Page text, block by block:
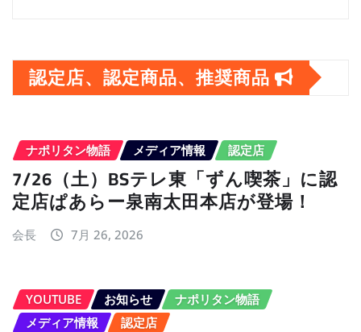
カ
イ
認定店、認定商品、推奨商品
ナポリタン物語 メディア情報 認定店
7/26（土）BSテレ東「ずん喫茶」に認
定店ぱあらー泉南太田本店が登場！
会長 7月 26, 2026
YOUTUBE お知らせ
ナポリタン物語
メディア情報
認定店